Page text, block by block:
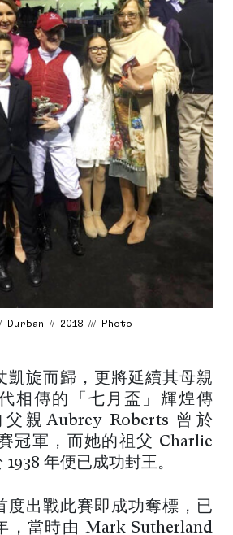
Durban // 2018 /// Photo
凱旋而歸，更將延續其母親
相傳的「七月盃」輝煌傳
親Aubrey Roberts 曾於
冠軍，而她的祖父 Charlie
年便已成功封王。
度出戰此賽即成功奪標，已
，當時由 Mark Sutherland